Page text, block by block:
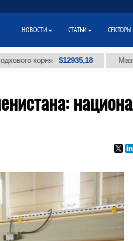
$12935,18 Мазут
НОВОСТИ СТАТЬИ СЕКТОРЫ